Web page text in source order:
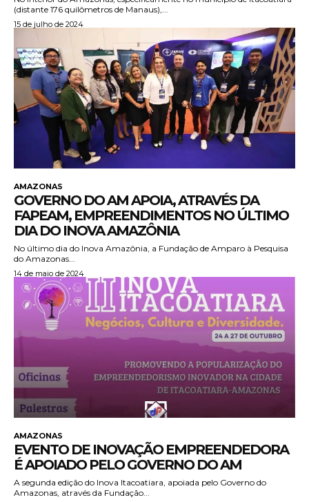
(distante 176 quilômetros de Manaus),...
15 de julho de 2024
AMAZONAS
GOVERNO DO AM APOIA, ATRAVÉS DA
FAPEAM, EMPREENDIMENTOS NO ÚLTIMO
DIA DO INOVA AMAZÔNIA
No último dia do Inova Amazônia, a Fundação de Amparo à Pesquisa
do Amazonas...
14 de maio de 2024
AMAZONAS
EVENTO DE INOVAÇÃO EMPREENDEDORA
É APOIADO PELO GOVERNO DO AM
A segunda edição do Inova Itacoatiara, apoiada pelo Governo do
Amazonas, através da Fundação...